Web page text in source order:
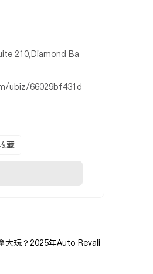
210,Diamond Ba
ubiz/66029bf431d
藏
大玩？2025年Auto Revali